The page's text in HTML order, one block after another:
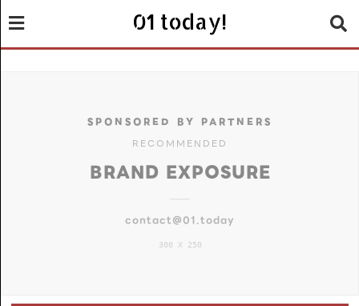
01 today!
SPONSORED BY PARTNERS
RECOMMENDED
BRAND EXPOSURE
contact@01.today
300 X 250